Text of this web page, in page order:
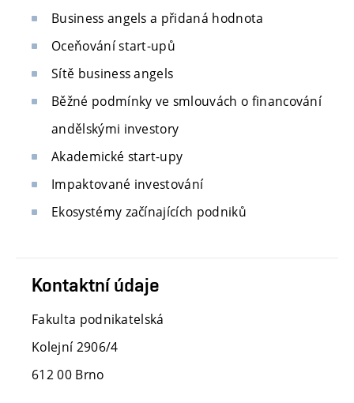
Business angels a přidaná hodnota
Oceňování start-upů
Sítě business angels
Běžné podmínky ve smlouvách o financování
andělskými investory
Akademické start-upy
Impaktované investování
Ekosystémy začínajících podniků
Kontaktní údaje
Fakulta podnikatelská
Kolejní 2906/4
612 00 Brno